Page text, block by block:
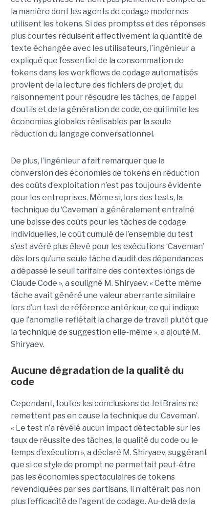
la manière dont les agents de codage modernes
utilisent les tokens. Si des promptss et des réponses
plus courtes réduisent effectivement la quantité de
texte échangée avec les utilisateurs, l’ingénieur a
expliqué que l’essentiel de la consommation de
tokens dans les workflows de codage automatisés
provient de la lecture des fichiers de projet, du
raisonnement pour résoudre les tâches, de l’appel
d’outils et de la génération de code, ce qui limite les
économies globales réalisables par la seule
réduction du langage conversationnel.
De plus, l’ingénieur a fait remarquer que la
conversion des économies de tokens en réduction
des coûts d’exploitation n’est pas toujours évidente
pour les entreprises. Même si, lors des tests, la
technique du ‘Caveman’ a généralement entraîné
une baisse des coûts pour les tâches de codage
individuelles, le coût cumulé de l’ensemble du test
s’est avéré plus élevé pour les exécutions ‘Caveman’
dès lors qu’une seule tâche d’audit des dépendances
a dépassé le seuil tarifaire des contextes longs de
Claude Code », a souligné M. Shiryaev. « Cette même
tâche avait généré une valeur aberrante similaire
lors d’un test de référence antérieur, ce qui indique
que l’anomalie reflétait la charge de travail plutôt que
la technique de suggestion elle-même », a ajouté M.
Shiryaev.
Aucune dégradation de la qualité du
code
Cependant, toutes les conclusions de JetBrains ne
remettent pas en cause la technique du ‘Caveman’.
« Le test n’a révélé aucun impact détectable sur les
taux de réussite des tâches, la qualité du code ou le
temps d’exécution », a déclaré M. Shiryaev, suggérant
que si ce style de prompt ne permettait peut-être
pas les économies spectaculaires de tokens
revendiquées par ses partisans, il n’altérait pas non
plus l’efficacité de l’agent de codage. Au-delà de la